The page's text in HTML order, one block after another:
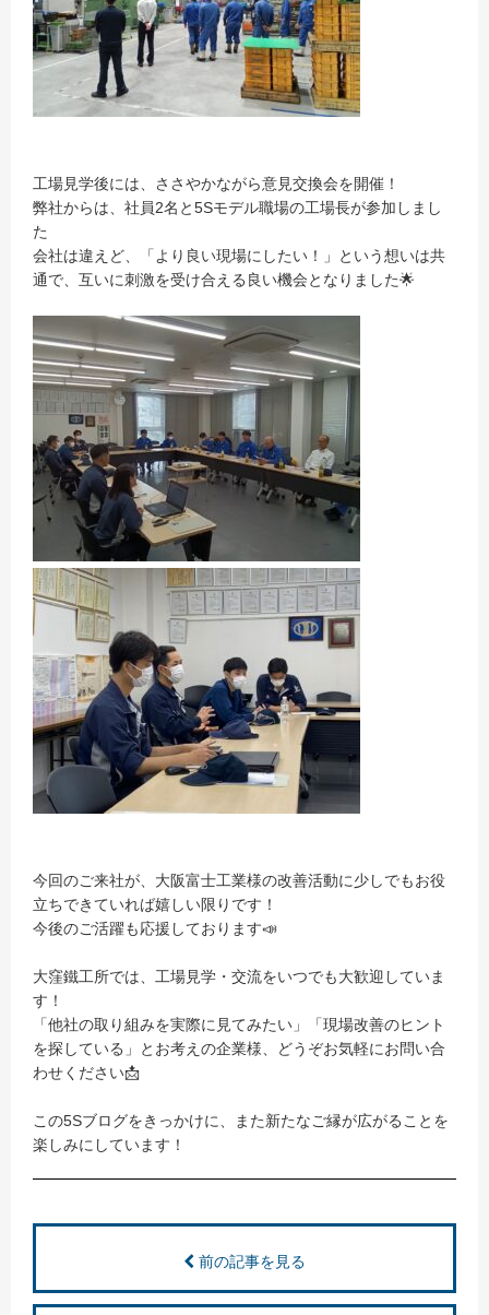
工場見学後には、ささやかながら意見交換会を開催！
弊社からは、社員2名と5Sモデル職場の工場長が参加しまし
た
会社は違えど、「より良い現場にしたい！」という想いは共
通で、互いに刺激を受け合える良い機会となりました🌟
今回のご来社が、大阪富士工業様の改善活動に少しでもお役
立ちできていれば嬉しい限りです！
今後のご活躍も応援しております📣
大窪鐵工所では、工場見学・交流をいつでも大歓迎していま
す！
「他社の取り組みを実際に見てみたい」「現場改善のヒント
を探している」とお考えの企業様、どうぞお気軽にお問い合
わせください📩
この5Sブログをきっかけに、また新たなご縁が広がることを
楽しみにしています！
前の記事を見る